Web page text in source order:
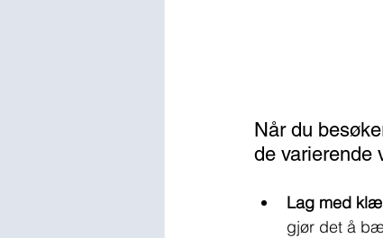
Når du
de varierende
Lag med
gjør det å